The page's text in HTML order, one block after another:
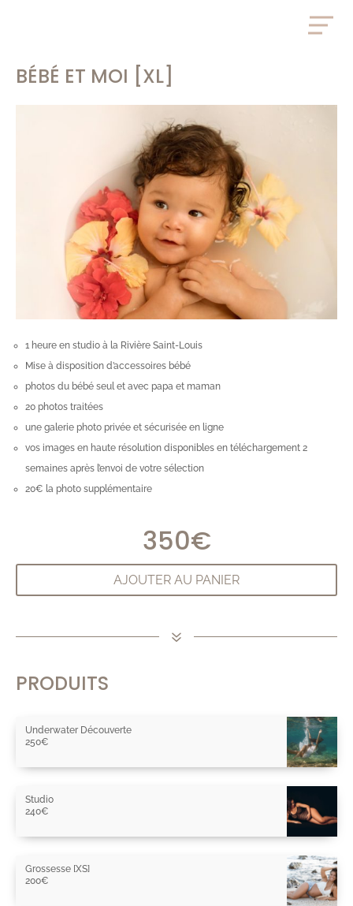
7
PRODUITS
Underwater Découverte
250€
Studio
240€
Grossesse [XS]
200€
BÉBÉ ET MOI [XL]
1 heure en studio à la Rivière Saint-Louis
Mise à disposition d’accessoires bébé
photos du bébé seul et avec papa et maman
20 photos traitées
une galerie photo privée et sécurisée en ligne
vos images en haute résolution disponibles en téléchargement 2
semaines après l’envoi de votre sélection
20€ la photo supplémentaire
350€
AJOUTER AU PANIER